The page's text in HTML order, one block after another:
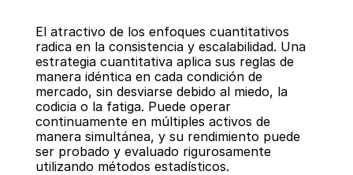
El atractivo de los enfoques cuantitativos
radica en la consistencia y escalabilidad. Una
estrategia cuantitativa aplica sus reglas de
manera idéntica en cada condición de
mercado, sin desviarse debido al miedo, la
codicia o la fatiga. Puede operar
continuamente en múltiples activos de
manera simultánea, y su rendimiento puede
ser probado y evaluado rigurosamente
utilizando métodos estadísticos.